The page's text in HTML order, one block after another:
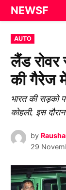
Skip
to
content
NEWSF
POSTED
IN
AUTO
लैंड
की गैरेज
भारत की सड़को
कोहली, इस
by
29